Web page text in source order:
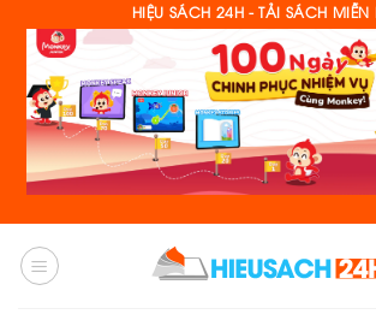
content
HIỆU SÁCH 24H - TẢI SÁCH MIỄN